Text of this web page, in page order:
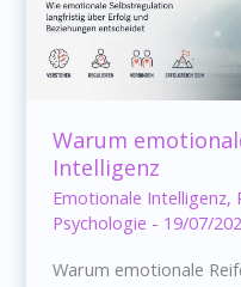
Warum
Intelligenz
Emotionale Intelligenz,
Psychologie - 19/07/
Warum emotionale